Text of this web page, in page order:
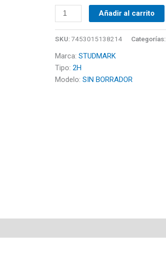
Añadir al carrito
SKU:7453015138214 Categorías:
Marca: STUDMARK
Tipo: 2H
Modelo: SIN BORRADOR